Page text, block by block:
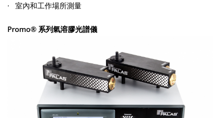
· 室內和工作場所測量
Promo® 系列氣溶膠光譜儀